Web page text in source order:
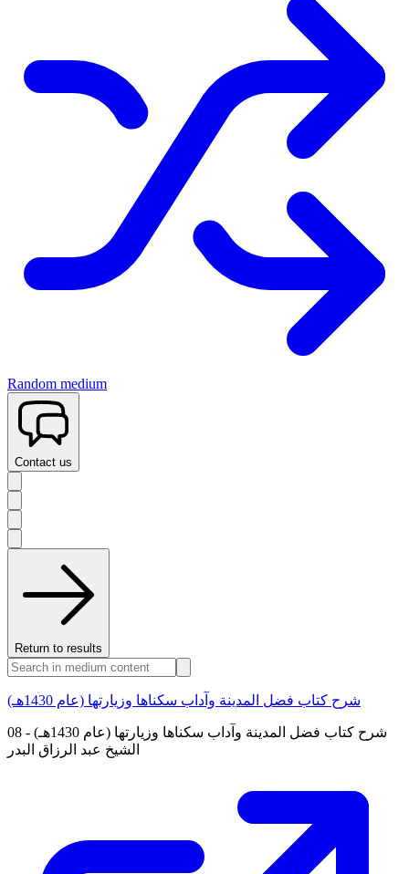
Random medium
Contact us
Return to results
شرح كتاب فضل المدينة وآداب سكناها وزيارتها (عام 1430هـ)
08 - شرح كتاب فضل المدينة وآداب سكناها وزيارتها (عام 1430هـ)
الشيخ عبد الرزاق البدر